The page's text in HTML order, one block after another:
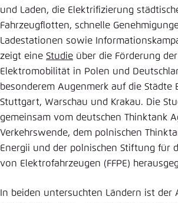
und Laden, die Elektrifizierung
Fahrzeugflotten, schnelle
Ladestationen sowie
zeigt eine Studie über die Förderung der
Elektromobilität in Polen und
besonderem Augenmerk auf die Städte
Stuttgart, Warschau und Krakau. Die
gemeinsam vom deutschen Thinktank
Verkehrswende, dem polnischen
Energii und der polnischen Stiftung für
von Elektrofahrzeugen (FFPE)
In beiden untersuchten Ländern ist der